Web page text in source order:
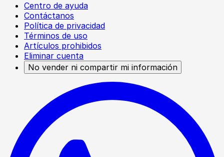
Centro de ayuda
Contáctanos
Política de privacidad
Términos de uso
Artículos prohibidos
Eliminar cuenta
No vender ni compartir mi información